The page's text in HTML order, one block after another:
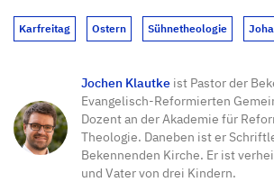
Karfreitag Ostern Sühnetheologie
Jochen Klautke ist Pastor der
Evangelisch-Reformierten
Dozent an der Akademie für
Theologie. Daneben ist er
Bekennenden Kirche. Er ist
und Vater von drei Kindern.